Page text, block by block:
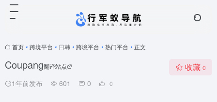
首页 • 跨境平台 • 日韩 • 跨境平台 • 热门平台 • 正文
Coupang翻译站点
1年前发布 601 0 0
收藏 0